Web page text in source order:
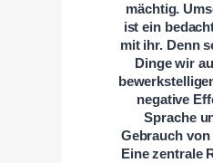
mächtig.
ist ein
mit ihr. Denn
Dinge wir
negative
Sprache
Gebrauch
Eine zentrale